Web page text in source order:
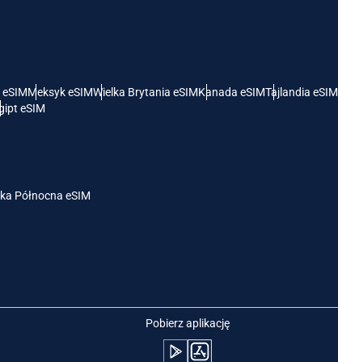
Meksyk eSIMWielka Brytania eSIMKanada eSIMTajlandia eSIM
eSIM
Północna eSIM
Pobierz aplikację
Português